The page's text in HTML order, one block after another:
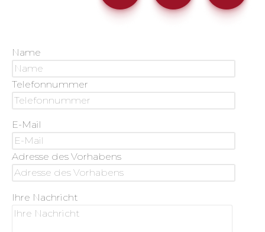
Name
Telefonnummer
E-Mail
Adresse des Vorhabens
Ihre Nachricht